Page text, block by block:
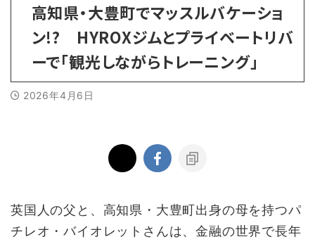
高知県・大豊町でマッスルバケーショ
ン!? HYROXジムとプライベートリバ
ーで「観光しながらトレーニング」
2026年4月6日
英国人の父と、高知県・大豊町出身の母を持つパ
チレオ・バイオレットさんは、金融の世界で長年